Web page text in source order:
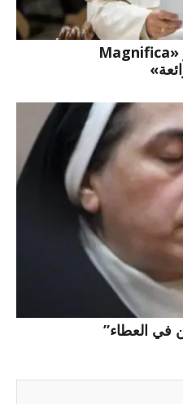
رسالة البابا لاون الرابع عشر «Magnifica
في العطاء”